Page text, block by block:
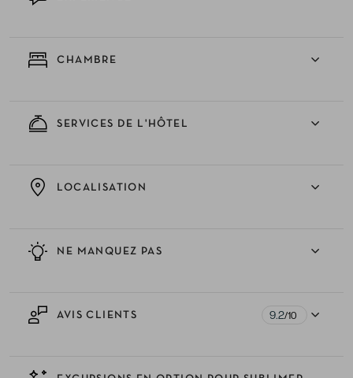
CHAMBRE
SERVICES DE L'HÔTEL
NE MANQUEZ PAS
LOCALISATION
AVIS CLIENTS 9.2/10